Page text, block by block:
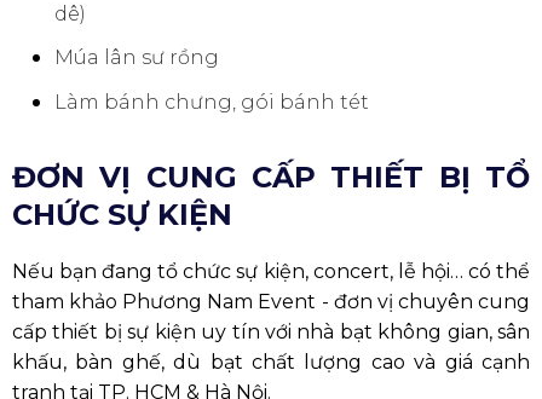
dê)
Múa lân sư rồng
Làm bánh chưng, gói bánh tét
ĐƠN VỊ CUNG CẤP THIẾT BỊ TỔ
CHỨC SỰ KIỆN
Nếu bạn đang tổ chức sự kiện, concert, lễ hội… có thể
tham khảo Phương Nam Event - đơn vị chuyên cung
cấp thiết bị sự kiện uy tín với nhà bạt không gian, sân
khấu, bàn ghế, dù bạt chất lượng cao và giá cạnh
tranh tại TP. HCM & Hà Nội.